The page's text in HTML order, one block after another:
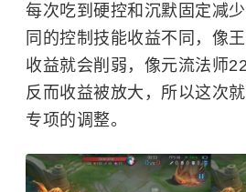
每次吃到硬控和沉默固定减
同的控制技能收益不同，像
收益就会削弱，像元流法师
反而收益被放大，所以这次
专项的调整。